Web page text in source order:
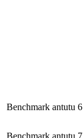
Benchmark antutu 6